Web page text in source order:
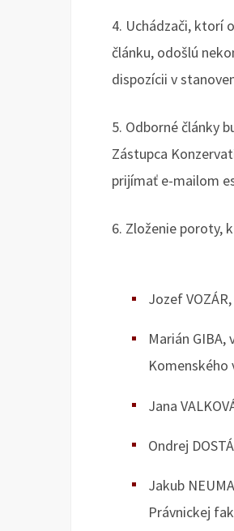
4. Uchádzači, ktorí
článku, odošlú
dispozícii v
5. Odborné články
Zástupca
prijímať e-mailom
6. Zloženie poroty,
Jozef
Marián
Komenského
Jana
Ondrej
Jakub
Právnickej